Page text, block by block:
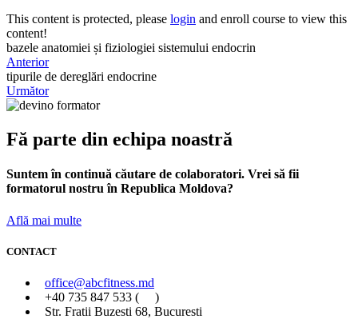
This content is protected, please login and enroll course to view this
content!
bazele anatomiei și fiziologiei sistemului endocrin
Anterior
tipurile de dereglări endocrine
Următor
Fă parte din echipa noastră
Suntem în continuă căutare de colaboratori. Vrei să fii
formatorul nostru în Republica Moldova?
Află mai multe
CONTACT
office@abcfitness.md
+40 735 847 533 (
)
Str. Fratii Buzesti 68, Bucuresti